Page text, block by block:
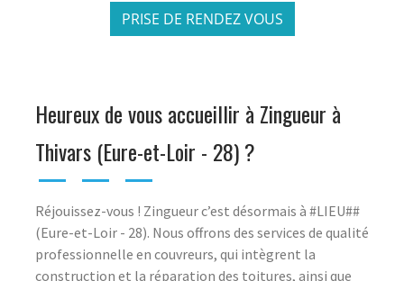
PRISE DE RENDEZ VOUS
Heureux de vous accueillir à Zingueur à
Thivars (Eure-et-Loir - 28) ?
Réjouissez-vous ! Zingueur c’est désormais à #LIEU##
(Eure-et-Loir - 28). Nous offrons des services de qualité
professionnelle en couvreurs, qui intègrent la
construction et la réparation des toitures, ainsi que